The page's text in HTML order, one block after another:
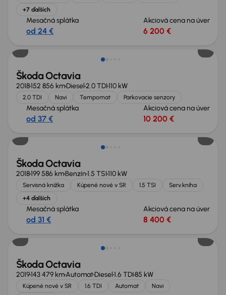
+7 ďalších
Mesačná splátka
od 24 €
Akciová cena na úver
6 200 €
Zlacnené o 600 €
Škoda Octavia
2018152 856 kmDiesel2.0 TDI110 kW
2.0 TDI Navi Tempomat Parkovacie senzory
Mesačná splátka
od 37 €
Akciová cena na úver
10 200 €
Zlacnené o 900 €
Škoda Octavia
2018199 586 kmBenzín1.5 TSI110 kW
Servisná knižka Kúpené nové v SR 1.5 TSI
Serv.kniha
+4 ďalších
Mesačná splátka
od 31 €
Akciová cena na úver
8 400 €
Škoda Octavia
2019143 479 kmAutomatDiesel1.6 TDI85 kW
Kúpené nové v SR 1.6 TDI Automat
Navi